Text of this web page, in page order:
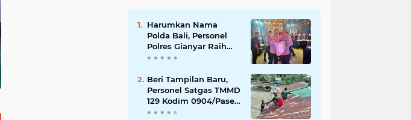
Harumkan Nama
Polda Bali, Personel
Polres Gianyar Raih
Penghargaan
Beri Tampilan Baru,
Personel Satgas TMMD
129 Kodim 0904/Paser
Cat Atap Rumah